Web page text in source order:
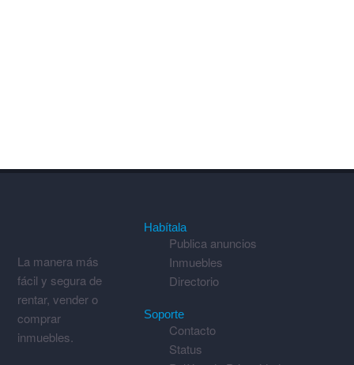
La manera más
fácil y segura de
rentar, vender o
comprar
inmuebles.
Habítala
Publica anuncios
Inmuebles
Directorio
Soporte
Contacto
Status